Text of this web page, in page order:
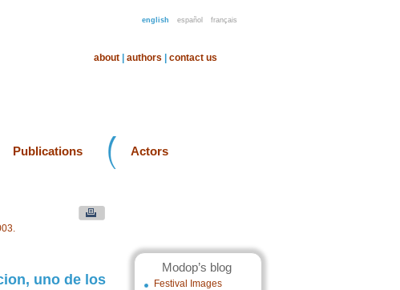
english español français
about authors contact us
Publications Actors
Modop’s blog
Festival Images
uno de los